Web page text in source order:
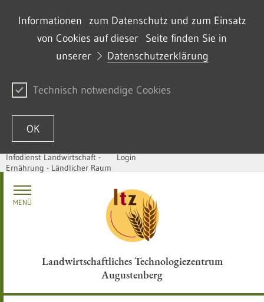
Informationen zum Datenschutz und zum Einsatz
von Cookies auf dieser Seite finden Sie in
unserer
Datenschutzerklärung
Technisch notwendige Cookies
OK
Zum Inhalt springen
Infodienst Landwirtschaft -
Ernährung - Ländlicher Raum
Login
Landwirtschaftliches Technologiezentrum
Augustenberg
MENÜ